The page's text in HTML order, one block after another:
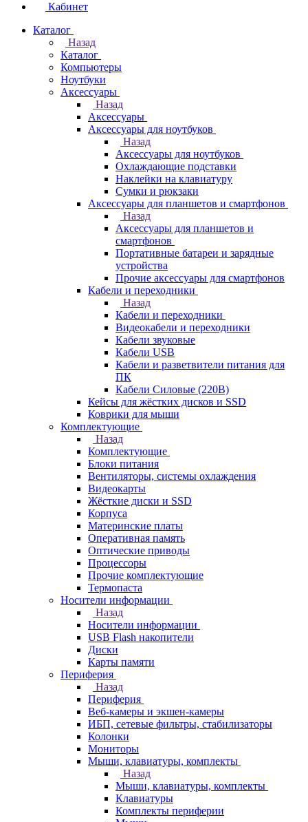
Кабинет
Каталог
Назад
Каталог
Компьютеры
Ноутбуки
Аксессуары
Назад
Аксессуары
Аксессуары для ноутбуков
Назад
Аксессуары для ноутбуков
Охлаждающие подставки
Наклейки на клавиатуру
Сумки и рюкзаки
Аксессуары для планшетов и смартфонов
Назад
Аксессуары для планшетов и
смартфонов
Портативные батареи и зарядные
устройства
Прочие аксессуары для смартфонов
Кабели и переходники
Назад
Кабели и переходники
Видеокабели и переходники
Кабели звуковые
Кабели USB
Кабели и разветвители питания для
ПК
Кабели Силовые (220В)
Кейсы для жёстких дисков и SSD
Коврики для мыши
Комплектующие
Назад
Комплектующие
Блоки питания
Вентиляторы, системы охлаждения
Видеокарты
Жёсткие диски и SSD
Корпуса
Материнские платы
Оперативная память
Оптические приводы
Процессоры
Прочие комплектующие
Термопаста
Носители информации
Назад
Носители информации
USB Flash накопители
Диски
Карты памяти
Периферия
Назад
Периферия
Веб-камеры и экшен-камеры
ИБП, сетевые фильтры, стабилизаторы
Колонки
Мониторы
Мыши, клавиатуры, комплекты
Назад
Мыши, клавиатуры, комплекты
Клавиатуры
Комплекты периферии